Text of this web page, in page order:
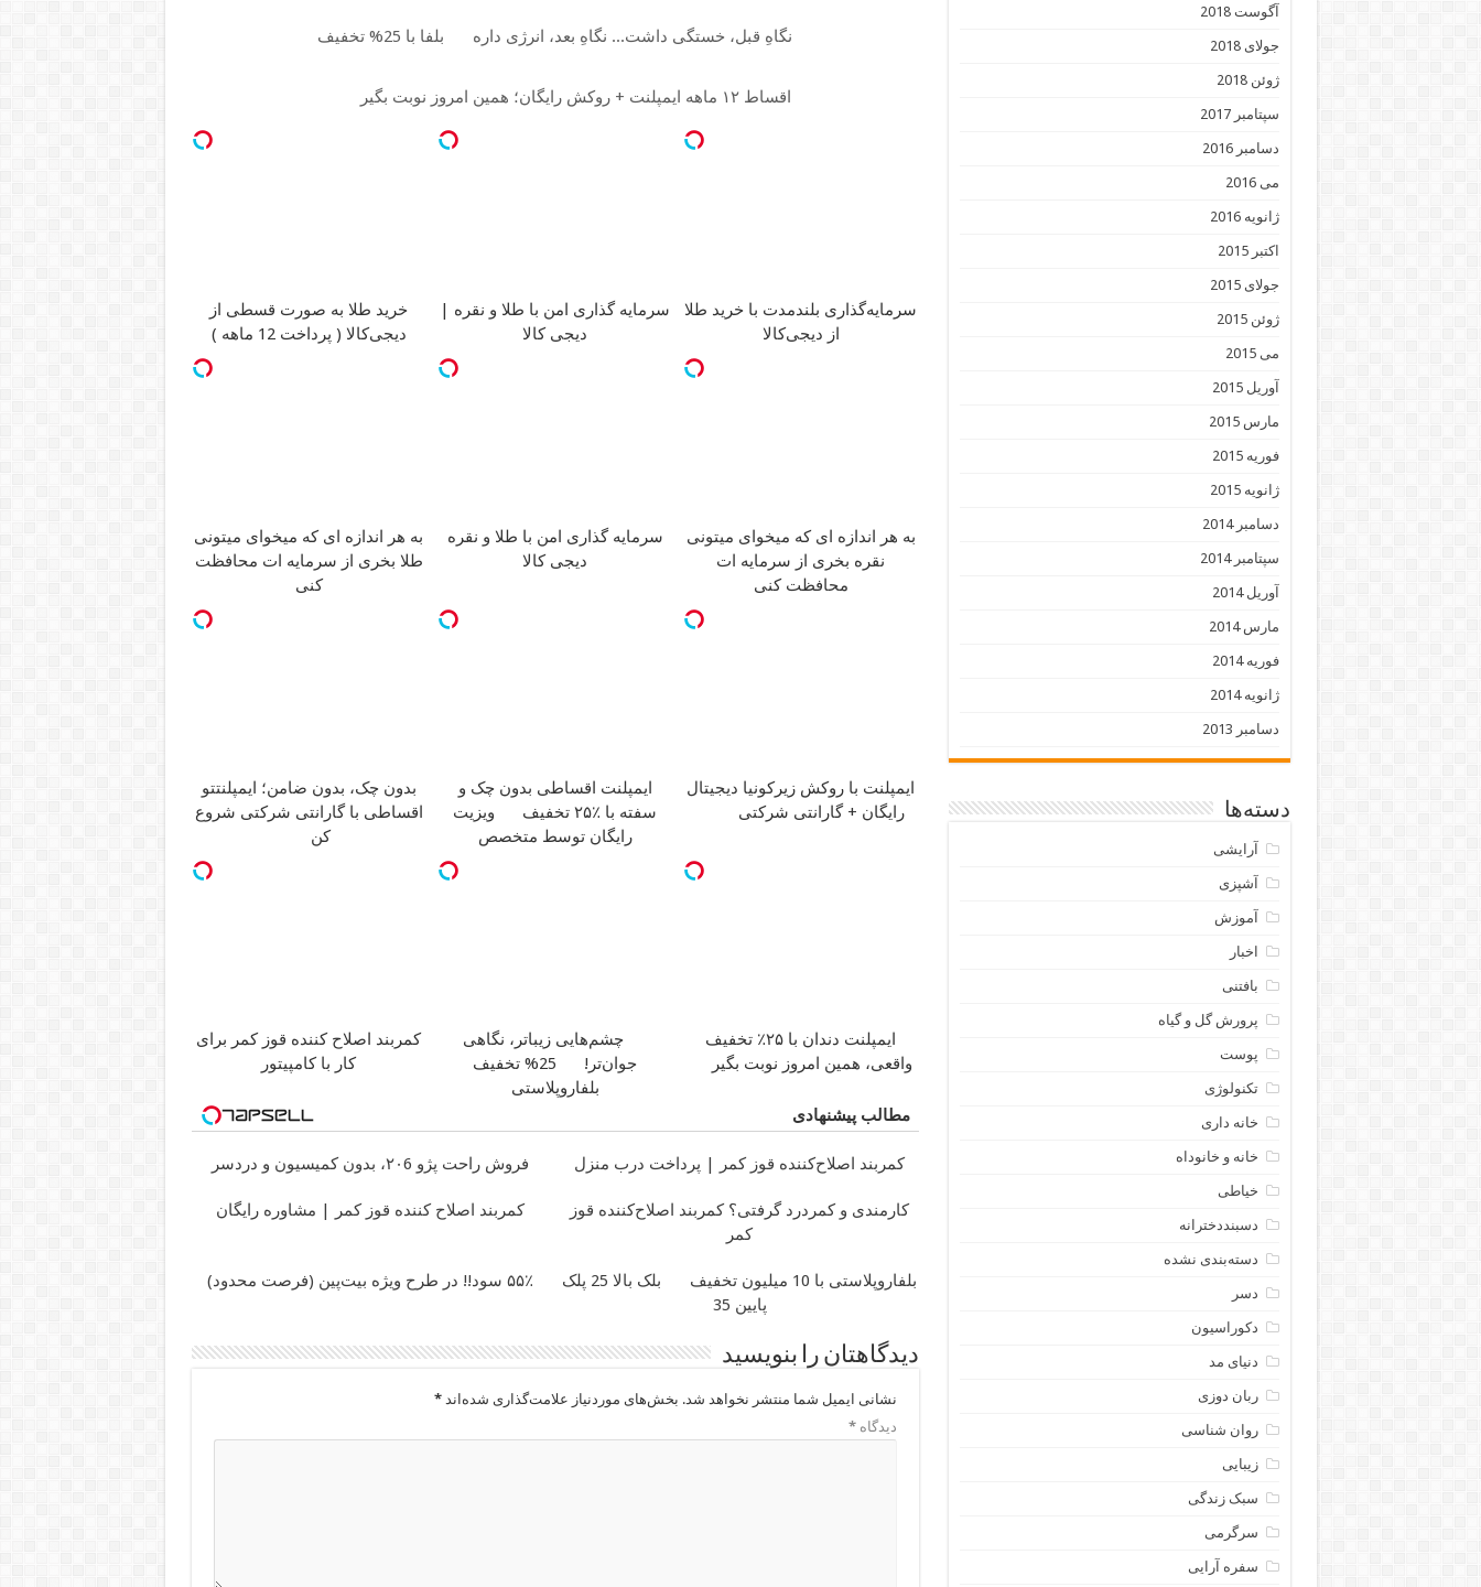
نگاهِ قبل، خستگی داشت... نگاهِ بعد، انرژی داره بلفا با 25% تخفیف
اقساط ۱۲ ماهه ایمپلنت + روکش رایگان؛ همین امروز نوبت بگیر
سرمایه‌گذاری بلندمدت با خرید طلا
از دیجی‌کالا
سرمایه گذاری امن با طلا و نقره |
دیجی کالا
خرید طلا به صورت قسطی از
دیجی‌کالا ( پرداخت 12 ماهه )
به هر اندازه ای که میخوای میتونی
نقره بخری از سرمایه ات
محافظت کنی
سرمایه گذاری امن با طلا و نقره
دیجی کالا
به هر اندازه ای که میخوای میتونی
طلا بخری از سرمایه ات محافظت
کنی
ایمپلنت با روکش زیرکونیا دیجیتال
رایگان + گارانتی شرکتی
ایمپلنت اقساطی بدون چک و
سفته با ٪۲۵ تخفیف
ویزیت
رایگان توسط متخصص
بدون چک، بدون ضامن؛ ایمپلنتتو
اقساطی با گارانتی شرکتی شروع
کن
ایمپلنت دندان با ۲۵٪ تخفیف
واقعی، همین امروز نوبت بگیر
چشم‌هایی زیباتر، نگاهی
جوان‌تر!
25% تخفیف
بلفاروپلاستی
کمربند اصلاح کننده قوز کمر برای
کار با کامپیتور
مطالب پیشنهادی
کمربند اصلاح‌کننده قوز کمر | پرداخت درب منزل فروش راحت پژو ۲۰6، بدون کمیسیون و دردسر
کارمندی و کمردرد گرفتی؟ کمربند اصلاح‌کننده قوز
کمر
کمربند اصلاح کننده قوز کمر | مشاوره رایگان
بلفاروپلاستی با 10 میلیون تخفیف
بلک بالا 25 پلک
پایین 35
۵۵٪ سود!! در طرح ویژه بیت‌پین (فرصت محدود)
دیدگاهتان را بنویسید
نشانی ایمیل شما منتشر نخواهد شد. بخش‌های موردنیاز علامت‌گذاری شده‌اند*
دیدگاه*
آگوست 2018
جولای 2018
ژوئن 2018
سپتامبر 2017
دسامبر 2016
می 2016
ژانویه 2016
اکتبر 2015
جولای 2015
ژوئن 2015
می 2015
آوریل 2015
مارس 2015
فوریه 2015
ژانویه 2015
دسامبر 2014
سپتامبر 2014
آوریل 2014
مارس 2014
فوریه 2014
ژانویه 2014
دسامبر 2013
دسته‌ها
آرایشی
آشپزی
آموزش
اخبار
بافتنی
پرورش گل و گیاه
پوست
تکنولوژی
خانه داری
خانه و خانوداه
خیاطی
دسبنددخترانه
دسته‌بندی نشده
دسر
دکوراسیون
دنیای مد
ربان دوزی
روان شناسی
زیبایی
سبک زندگی
سرگرمی
سفره آرایی